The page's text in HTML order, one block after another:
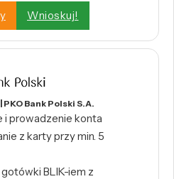
Wnioskuj!
Bank Polski S.A.
prowadzenie konta
z karty przy min. 5
BLIK-iem z